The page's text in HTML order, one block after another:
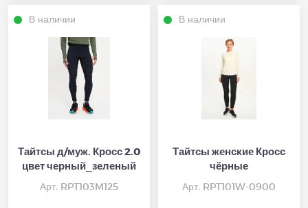
В наличии
Тайтсы д/муж. Кросс 2.0
цвет черный_зеленый
Арт. RPT103M125
В наличии
Тайтсы женские Кросс
чёрные
Арт. RPT101W-0900